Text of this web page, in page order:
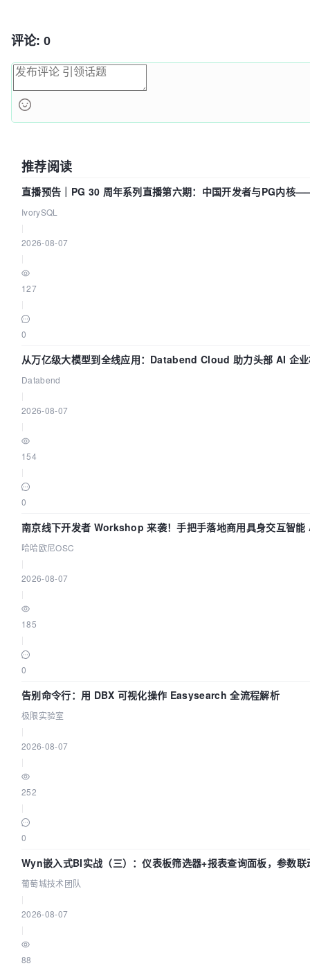
评论: 0
推荐阅读
直播预告｜PG 30 周年系列直播第六期：中国开发者与PG内核
吗？我们贡献了什么？
IvorySQL
2026-08-07
127
0
从万亿级大模型到全线应用：Databend Cloud 助力头部 AI 企
Trace 数据管道
Databend
2026-08-07
154
0
南京线下开发者 Workshop 来袭！手把手落地商用具身交互智
哈哈欧尼OSC
2026-08-07
185
0
告别命令行：用 DBX 可视化操作 Easysearch 全流程解析
极限实验室
2026-08-07
252
0
Wyn嵌入式BI实战（三）：仪表板筛选器+报表查询面板，参数联
葡萄城技术团队
2026-08-07
88